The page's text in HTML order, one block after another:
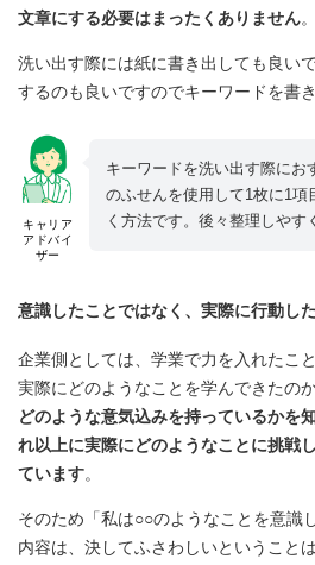
文章にする必要はまったくありません。
洗い出す際には紙に書き出しても良い
するのも良いですのでキーワードを書
キャリア
アドバイ
ザー
キーワードを洗い出す際にお
のふせんを使用して1枚に1項
く方法です。後々整理しやす
意識したことではなく、実際に行動し
企業側としては、学業で力を入れたこ
実際にどのようなことを学んできたの
どのような意気込みを持っているかを
れ以上に実際にどのようなことに挑戦
ています。
そのため「私は○○のようなことを意識
内容は、決してふさわしいということ